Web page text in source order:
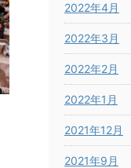
2022年4月
2022年3月
2022年2月
2022年1月
2021年12月
2021年9月